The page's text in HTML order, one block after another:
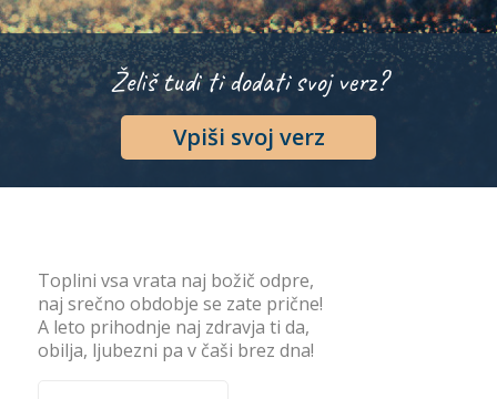
Želiš tudi ti dodati svoj verz?
Vpiši svoj verz
Toplini vsa vrata naj božič odpre,
naj srečno obdobje se zate prične!
A leto prihodnje naj zdravja ti da,
obilja, ljubezni pa v čaši brez dna!